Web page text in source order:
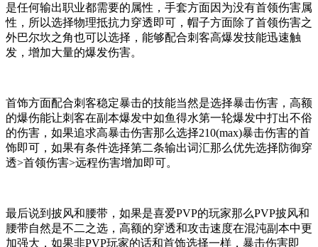
是任何输出职业都需要的属性，手套方面因为没有首领伤害属
性，所以选择物理抵抗力穿透即可，帽子方面除了首领伤害之
外巴尔坎之角也可以选择，能够配合刺客高爆发技能迅速触
发，增加大量的爆发伤害。
首饰方面配合刺客稳定暴击的技能当然是选择暴击伤害，高额
的爆伤能让刺客在副本爆发中如鱼得水第一轮爆发中打出不俗
的伤害，如果追求高暴击伤害那么选择210(max)暴击伤害的首
饰即可，如果有条件选择第二条输出词汇那么优先选择防御穿
透>首领伤害>远程伤害增加即可。
最后说到披风和腰带，如果是喜爱PVP的玩家那么PVP披风和
腰带自然是不二之选，高额的穿透和攻击速度在混沌副本中更
加强大，如果非PVP玩家的话和首饰选择一样，暴击伤害即